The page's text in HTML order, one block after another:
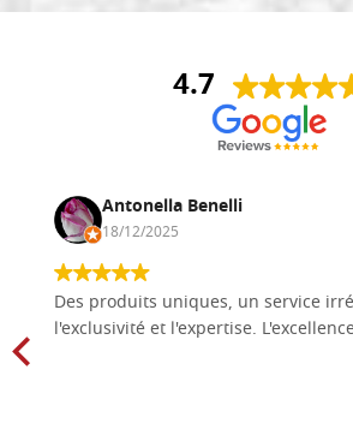
4.7
Antonella Benelli
18/12/2025
Des produits uniques, un service
l'exclusivité et l'expertise.